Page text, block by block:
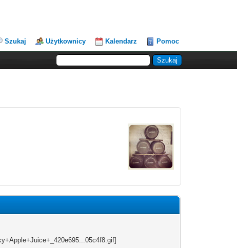
Szukaj Użytkownicy Kalendarz Pomoc